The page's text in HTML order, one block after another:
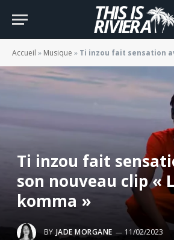
Accueil » Musique » Ti inzou fait sensation avec son
Ti inzou fait
son nouveau clip «
komma »
BY JADE MORGANE 11/02/2023